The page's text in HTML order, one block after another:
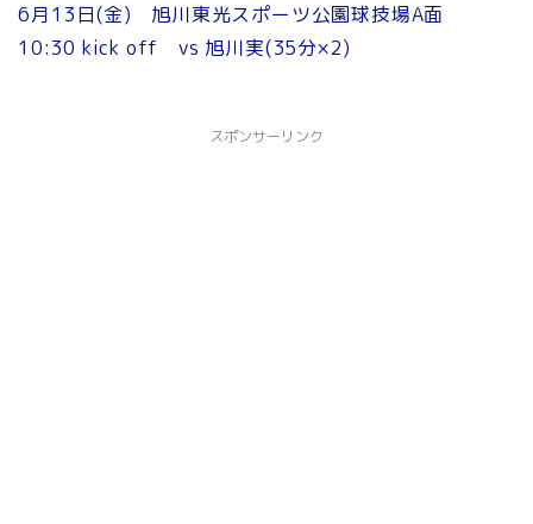
6月13日(金) 旭川東光スポーツ公園球技場A面
10:30 kick off vs 旭川実(35分×2)
スポンサーリンク